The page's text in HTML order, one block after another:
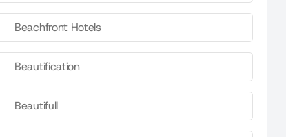
Beachfront Hotels
Beautification
Beautifull